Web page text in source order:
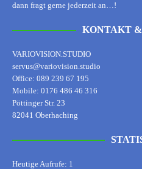
dann fragt gerne jederzeit an…!
KONTAKT
VARIOVISION.STUDIO
servus@variovision.studio
Office: 089 239 67 195
Mobile: 0176 486 46 316
Pöttinger Str. 23
82041 Oberhaching
Heutige Aufrufe: 1